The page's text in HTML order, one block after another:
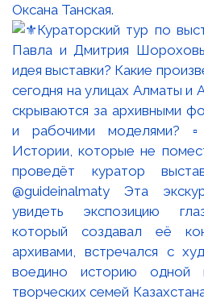
Оксана Танская.